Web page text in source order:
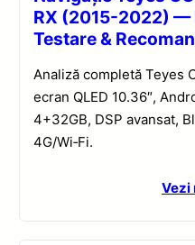
RX (2015-2022) —
Testare &
Analiză completă Teyes
ecran QLED 10.36″,
4+32GB, DSP avansat,
4G/Wi‑Fi.
Vezi